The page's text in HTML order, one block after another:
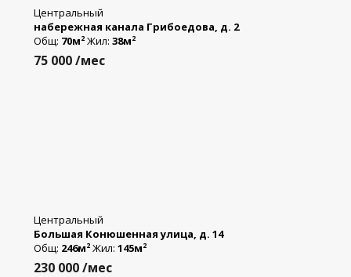
Центральный
набережная канала Грибоедова, д. 2
Общ: 70м2 Жил: 38м2
75 000/мес
Центральный
Большая Конюшенная улица, д. 14
Общ: 246м2 Жил: 145м2
230 000/мес